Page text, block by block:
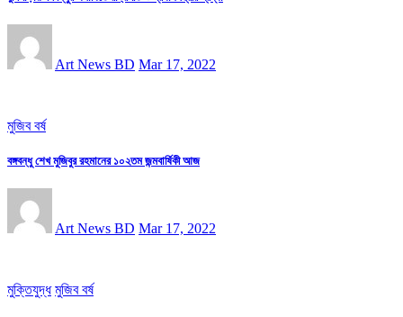
Art News BD Mar 17, 2022
মুজিব বর্ষ
বঙ্গবন্ধু শেখ মুজিবুর রহমানের ১০২তম জন্মবার্ষিকী আজ
Art News BD Mar 17, 2022
মুক্তিযুদ্ধ মুজিব বর্ষ